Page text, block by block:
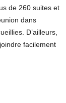
de 260 suites et
dans
D’ailleurs,
facilement